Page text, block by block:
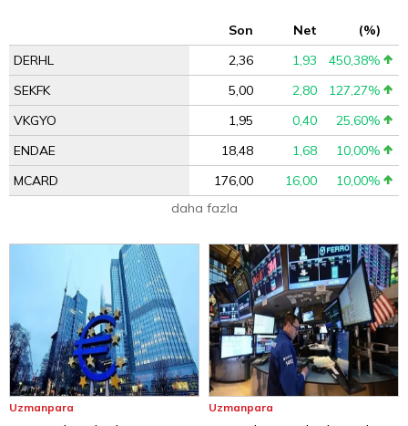
Son Net
(%)
DERHL
2,36 1,93
450,38%
SEKFK
5,00 2,80
127,27%
VKGYO
1,95 0,40
25,60%
ENDAE
18,48 1,68
10,00%
MCARD
176,00 16,00
10,00%
daha fazla
Uzmanpara Uzmanpara